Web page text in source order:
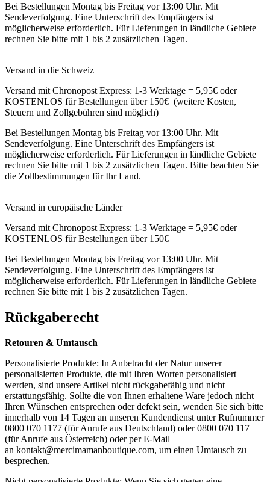
Bei Bestellungen Montag bis Freitag vor 13:00 Uhr. Mit
Sendeverfolgung. Eine Unterschrift des Empfängers ist
möglicherweise erforderlich. Für Lieferungen in ländliche Gebiete
rechnen Sie bitte mit 1 bis 2 zusätzlichen Tagen.
Versand in die Schweiz
Versand mit Chronopost Express: 1-3 Werktage = 5,95€ oder
KOSTENLOS für Bestellungen über 150€ (weitere Kosten,
Steuern und Zollgebühren sind möglich)
Bei Bestellungen Montag bis Freitag vor 13:00 Uhr. Mit
Sendeverfolgung. Eine Unterschrift des Empfängers ist
möglicherweise erforderlich. Für Lieferungen in ländliche Gebiete
rechnen Sie bitte mit 1 bis 2 zusätzlichen Tagen. Bitte beachten Sie
die Zollbestimmungen für Ihr Land.
Versand in europäische Länder
Versand mit Chronopost Express: 1-3 Werktage = 5,95€ oder
KOSTENLOS für Bestellungen über 150€
Bei Bestellungen Montag bis Freitag vor 13:00 Uhr. Mit
Sendeverfolgung. Eine Unterschrift des Empfängers ist
möglicherweise erforderlich. Für Lieferungen in ländliche Gebiete
rechnen Sie bitte mit 1 bis 2 zusätzlichen Tagen.
Rückgaberecht
Retouren & Umtausch
Personalisierte Produkte: In Anbetracht der Natur unserer
personalisierten Produkte, die mit Ihren Worten personalisiert
werden, sind unsere Artikel nicht rückgabefähig und nicht
erstattungsfähig. Sollte die von Ihnen erhaltene Ware jedoch nicht
Ihren Wünschen entsprechen oder defekt sein, wenden Sie sich bitte
innerhalb von 14 Tagen an unseren Kundendienst unter Rufnummer
0800 070 1177 (für Anrufe aus Deutschland) oder 0800 070 117
(für Anrufe aus Österreich) oder per E-Mail
an kontakt@mercimamanboutique.com, um einen Umtausch zu
besprechen.